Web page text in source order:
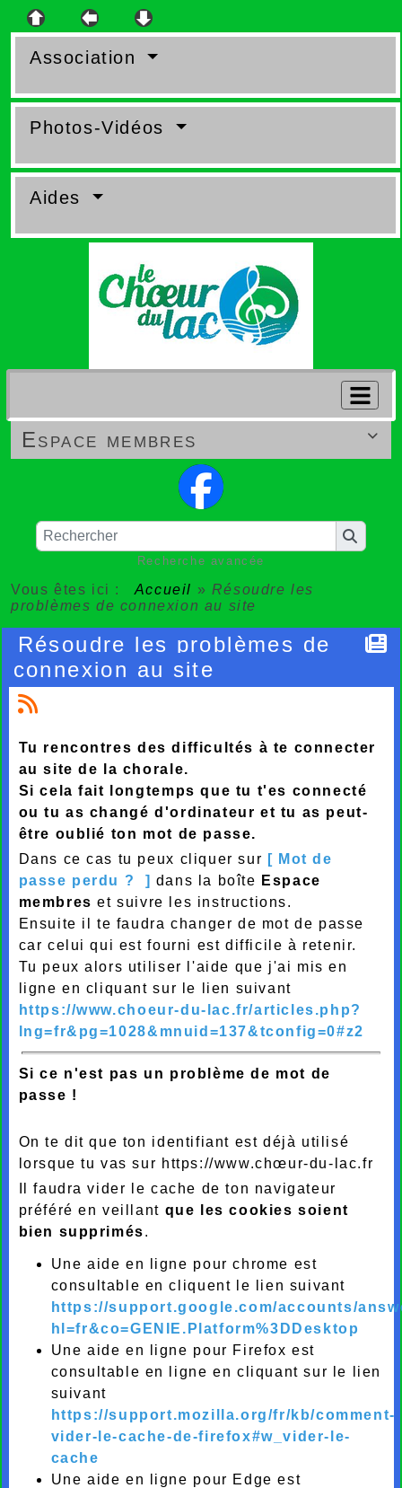
Association
Photos-Vidéos
Aides

Espace membres
Recherche avancée
Vous êtes ici : Accueil » Résoudre les
problèmes de connexion au site
Résoudre les problèmes de
connexion au site
Tu rencontres des difficultés à te connecter
au site de la chorale.
Si cela fait longtemps que tu t'es connecté
ou tu as changé d'ordinateur et tu as peut-
être oublié ton mot de passe.
Dans ce cas tu peux cliquer sur [ Mot de
passe perdu ? ] dans la boîte Espace
membres et suivre les instructions.
Ensuite il te faudra changer de mot de passe
car celui qui est fourni est difficile à retenir.
Tu peux alors utiliser l'aide que j'ai mis en
ligne en cliquant sur le lien suivant
https://www.choeur-du-lac.fr/articles.php?
lng=fr&pg=1028&mnuid=137&tconfig=0#z2
Si ce n'est pas un problème de mot de
passe !
On te dit que ton identifiant est déjà utilisé
lorsque tu vas sur https://www.chœur-du-lac.fr
Il faudra vider le cache de ton navigateur
préféré en veillant que les cookies soient
bien supprimés.
Une aide en ligne pour chrome est
consultable en cliquent le lien suivant
https://support.google.com/accounts/
hl=fr&co=GENIE.Platform%3DDesktop
Une aide en ligne pour Firefox est
consultable en ligne en cliquant sur le lien
suivant
https://support.mozilla.org/fr/kb/comment-
vider-le-cache-de-firefox#w_vider-le-
cache
Une aide en ligne pour Edge est